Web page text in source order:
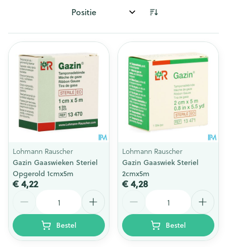
Sorteer op:
Lohmann Rauscher
Gazin Gaaswieken Steriel
Opgerold 1cmx5m
€ 4,22
Bestel
Lohmann Rauscher
Gazin Gaaswiek Steriel
2cmx5m
€ 4,28
Bestel